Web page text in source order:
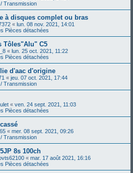
Transmission
à disques complet ou bras
« lun. 08 nov. 2021, 14:01
Pièces détachées
Tôles"Alu" C5
« lun. 25 oct. 2021, 11:22
Pièces détachées
d'aac d'origine
« jeu. 07 oct. 2021, 17:44
Transmission
« ven. 24 sept. 2021, 11:03
Pièces détachées
« mer. 08 sept. 2021, 09:26
Transmission
8s 100ch
« mar. 17 août 2021, 16:16
Pièces détachées